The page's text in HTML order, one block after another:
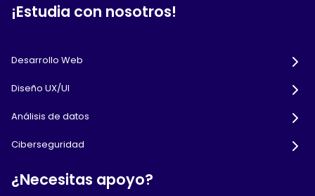
¡Estudia con nosotros!
Desarrollo Web
Diseño UX/UI
Análisis de datos
Ciberseguridad
¿Necesitas apoyo?